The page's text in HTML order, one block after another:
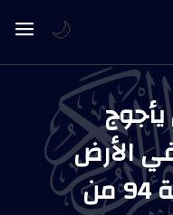
يأجوج
الأرض
فهل نجعل لك | الآية 94 من
🌙